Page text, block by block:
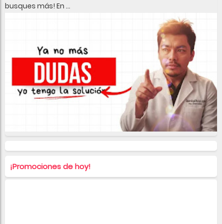
busques más! En ...
¡Promociones de hoy!